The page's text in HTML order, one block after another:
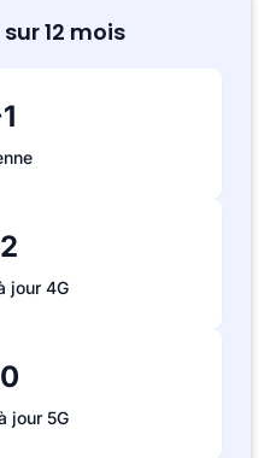
12 mois
jour 4G
jour 5G